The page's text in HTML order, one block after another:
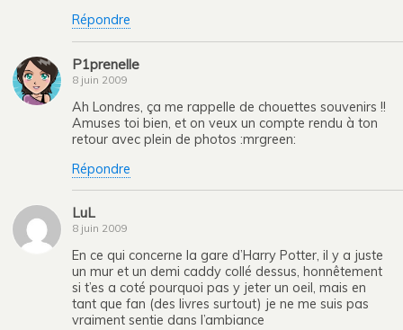
Répondre
P1prenelle
8 juin 2009
Ah Londres, ça me rappelle de chouettes souvenirs !!
Amuses toi bien, et on veux un compte rendu à ton
retour avec plein de photos :mrgreen:
Répondre
LuL
8 juin 2009
En ce qui concerne la gare d’Harry Potter, il y a juste
un mur et un demi caddy collé dessus, honnêtement
si t’es a coté pourquoi pas y jeter un oeil, mais en
tant que fan (des livres surtout) je ne me suis pas
vraiment sentie dans l’ambiance